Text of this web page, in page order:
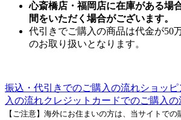
心斎橋店・福岡店に在庫がある場
間をいただく場合がございます。
代引きでご購入の商品は代金が50
のお取り扱いとなります。
振込・代引きでのご購入の流れショッ
入の流れクレジットカードでのご購入の
【ご注意】海外にお住まいの方は、当サイトでの